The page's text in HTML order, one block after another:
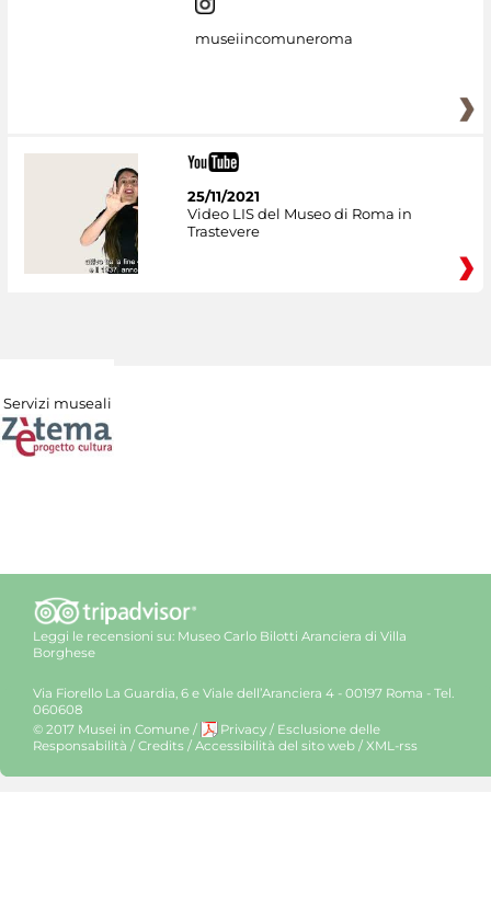
museiincomuneroma
25/11/2021
Video LIS del Museo di Roma in
Trastevere
Servizi museali
Leggi le recensioni su: Museo Carlo Bilotti Aranciera di Villa
Borghese
Via Fiorello La Guardia, 6 e Viale dell’Aranciera 4 - 00197 Roma - Tel.
060608
© 2017 Musei in Comune / Privacy / Esclusione delle
Responsabilità / Credits / Accessibilità del sito web / XML-rss